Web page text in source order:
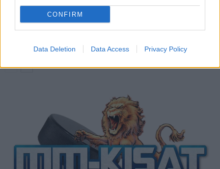
CONFIRM
Data Deletion Data Access Privacy Policy
Kanada – USA klo 15:10 – näin katsot
ottelun ilmaiseksi TV:stä